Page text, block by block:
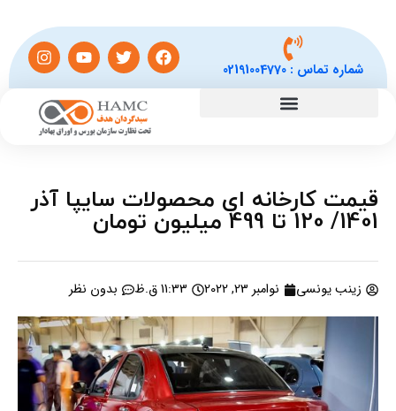
شماره تماس :02191004770
قیمت کارخانه ای محصولات سایپا آذر
1401/ 120 تا 499 میلیون تومان
زینب یونسی نوامبر 23, 2022 11:33 ق.ظ بدون نظر